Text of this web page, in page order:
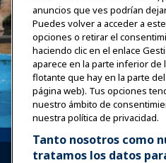
anuncios que ves podrían
Puedes volver a acceder a
opciones o retirar el
haciendo clic en el enlace
aparece en la parte inferior de
flotante que hay en la parte
página web). Tus opciones
nuestro ámbito de
nuestra política de privacidad.
Tanto nosotros como
tratamos los datos